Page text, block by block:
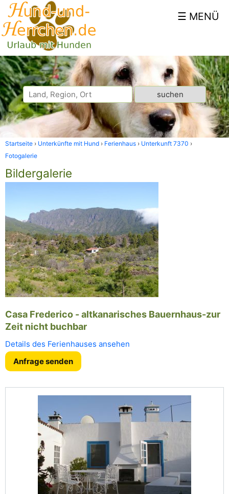
Startseite Unterkünfte mit Hund Ferienhaus
Unterkunft 7370
Fotogalerie
Bildergalerie
Casa Frederico - altkanarisches Bauernhaus-zur
Zeit nicht buchbar
Details des Ferienhauses ansehen
Anfrage senden